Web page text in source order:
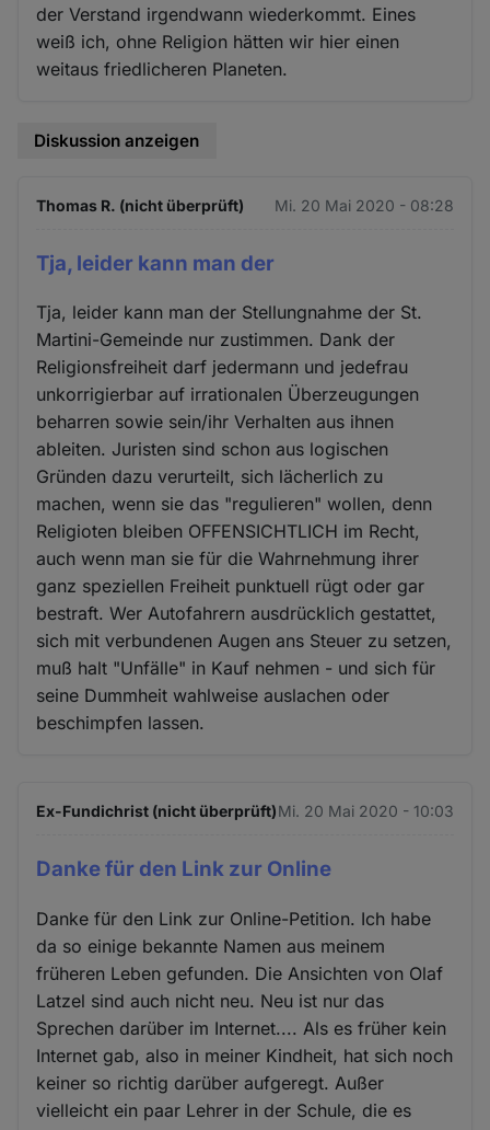
der Verstand irgendwann wiederkommt. Eines
weiß ich, ohne Religion hätten wir hier einen
weitaus friedlicheren Planeten.
Diskussion anzeigen
Thomas R. (nicht überprüft) Mi. 20 Mai 2020 - 08:28
Tja, leider kann man der
Tja, leider kann man der Stellungnahme der St.
Martini-Gemeinde nur zustimmen. Dank der
Religionsfreiheit darf jedermann und jedefrau
unkorrigierbar auf irrationalen Überzeugungen
beharren sowie sein/ihr Verhalten aus ihnen
ableiten. Juristen sind schon aus logischen
Gründen dazu verurteilt, sich lächerlich zu
machen, wenn sie das "regulieren" wollen, denn
Religioten bleiben OFFENSICHTLICH im Recht,
auch wenn man sie für die Wahrnehmung ihrer
ganz speziellen Freiheit punktuell rügt oder gar
bestraft. Wer Autofahrern ausdrücklich gestattet,
sich mit verbundenen Augen ans Steuer zu setzen,
muß halt "Unfälle" in Kauf nehmen - und sich für
seine Dummheit wahlweise auslachen oder
beschimpfen lassen.
Ex-Fundichrist (nicht überprüft)Mi. 20 Mai 2020 - 10:03
Danke für den Link zur Online
Danke für den Link zur Online-Petition. Ich habe
da so einige bekannte Namen aus meinem
früheren Leben gefunden. Die Ansichten von Olaf
Latzel sind auch nicht neu. Neu ist nur das
Sprechen darüber im Internet.... Als es früher kein
Internet gab, also in meiner Kindheit, hat sich noch
keiner so richtig darüber aufgeregt. Außer
vielleicht ein paar Lehrer in der Schule, die es